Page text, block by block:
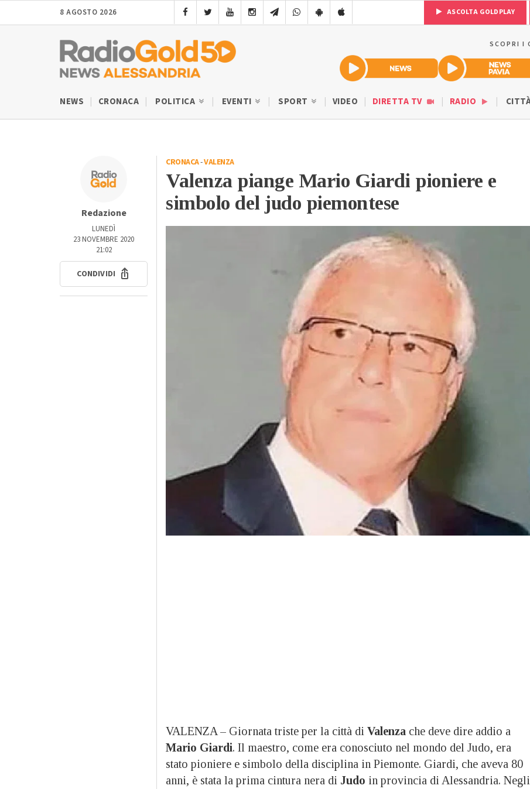
8 AGOSTO 2026 ASCOLTA GOLDPLAY
SCOPRI I
NEWS CRONACA POLITICA EVENTI SPORT VIDEO DIRETTA TV RADIO
Redazione
LUNEDÌ
23 NOVEMBRE 2020
21:02
CONDIVIDI
CRONACA-VALENZA
Valenza piange Mario Giardi pioniere e
simbolo del judo piemontese
VALENZA – Giornata triste per la città di Valenza che deve dire addio a
Mario Giardi. Il maestro, come era conosciuto nel mondo del Judo, era
stato pioniere e simbolo della disciplina in Piemonte. Giardi, che aveva 80
anni, è stata la prima cintura nera di Judo in provincia di Alessandria. Negli